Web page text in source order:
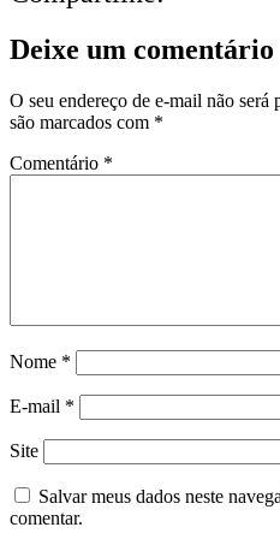
Deixe um comentário
O seu endereço de e-mail não será
são marcados com *
Comentário *
Nome *
E-mail *
Site
Salvar meus dados neste
comentar.